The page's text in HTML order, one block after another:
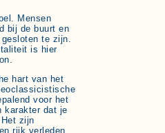
Mensen
bij de buurt en
te zijn.
is hier
hart van het
voor het
karakter dat je
zijn
rijk verleden